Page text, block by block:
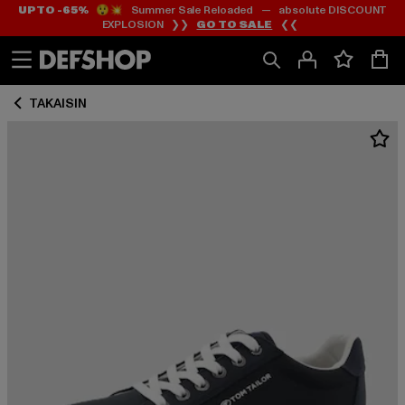
Siirry
Sisältö
Siirry
Footer
UP TO -65%😲💥 Summer Sale Reloaded — absolute DISCOUNT
EXPLOSION ❯❯ GO TO SALE ❮❮
TAKAISIN